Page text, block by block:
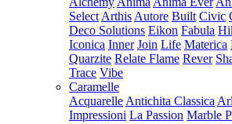
Select Arthis Autore Built Civic
Deco Solutions Eikon Fabula
Iconica Inner Join Life Materica
Quarzite Relate Flame Rever
Trace Vibe
Caramelle
Acquarelle Antichita Classica
Impressioni La Passion Marble